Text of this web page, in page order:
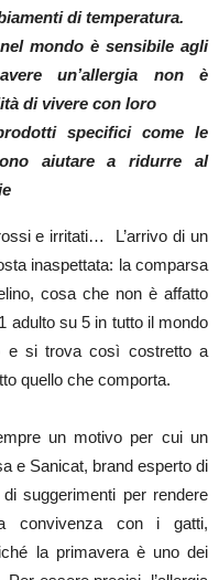
di temperatura.
mondo è sensibile agli
un’allergia non è
di vivere con loro
specifici come le
aiutare a ridurre al
e irritati… L’arrivo di un
inaspettata: la comparsa
cosa che non è affatto
adulto su 5 in tutto il mondo
e si trova così costretto a
quello che comporta.
un motivo per cui un
e Sanicat, brand esperto di
suggerimenti per rendere
convivenza con i gatti,
la primavera è uno dei